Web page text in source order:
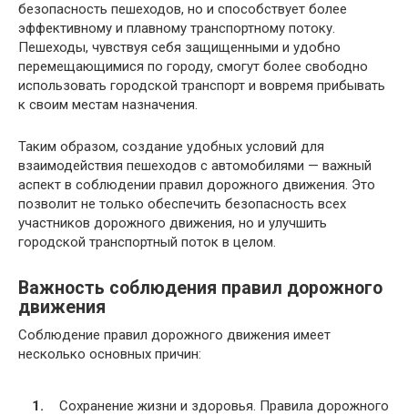
безопасность пешеходов, но и способствует более
эффективному и плавному транспортному потоку.
Пешеходы, чувствуя себя защищенными и удобно
перемещающимися по городу, смогут более свободно
использовать городской транспорт и вовремя прибывать
к своим местам назначения.
Таким образом, создание удобных условий для
взаимодействия пешеходов с автомобилями — важный
аспект в соблюдении правил дорожного движения. Это
позволит не только обеспечить безопасность всех
участников дорожного движения, но и улучшить
городской транспортный поток в целом.
Важность соблюдения правил дорожного
движения
Соблюдение правил дорожного движения имеет
несколько основных причин:
Сохранение жизни и здоровья. Правила дорожного